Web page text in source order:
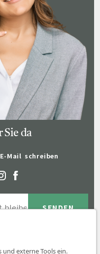
Sie da
E-Mail schreiben
und externe Tools ein.